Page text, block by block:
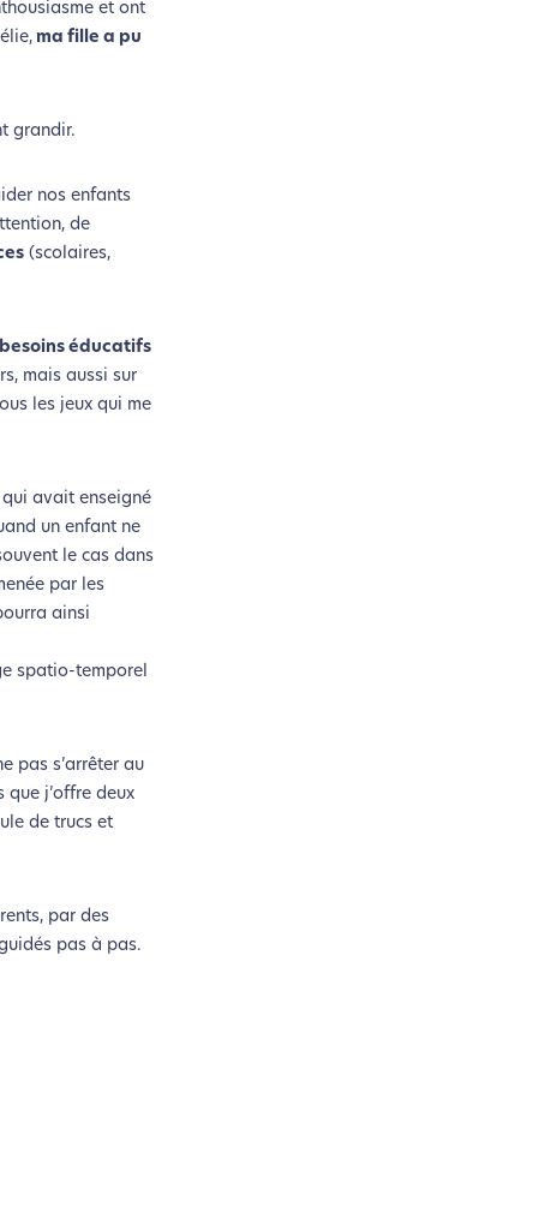
!
navigation, vous pouvez
acteur majeur de l’écoconception.
et ont
ma fille a pu
grandir.
nos enfants
de
(scolaires,
éducatifs
mais aussi sur
les jeux qui me
avait enseigné
un enfant ne
le cas dans
par les
ainsi
spatio-temporel
pas s’arrêter au
j’offre deux
de trucs et
par des
pas à pas.